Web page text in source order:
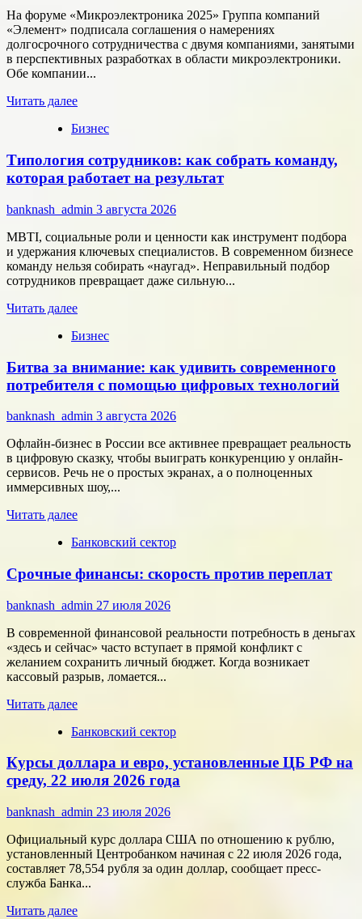
На форуме «Микроэлектроника 2025» Группа компаний
«Элемент» подписала соглашения о намерениях
долгосрочного сотрудничества с двумя компаниями, занятыми
в перспективных разработках в области микроэлектроники.
Обе компании...
Читать далееПрочитать
о
компаний
«Элемент»
развивает
сотрудничество
с
центрами
разработки
в
области
микроэлектроники
Бизнес
Типология сотрудников: как собрать команду,
которая работает на результат
banknash_admin 3 августа 2026
MBTI, социальные роли и ценности как инструмент подбора
и удержания ключевых специалистов. В современном бизнесе
команду нельзя собирать «наугад». Неправильный подбор
сотрудников превращает даже сильную...
Читать далееПрочитать
о
сотрудников:
как
собрать
команду,
которая
работает
на
результат
Бизнес
Битва за внимание: как удивить современного
потребителя с помощью цифровых технологий
banknash_admin 3 августа 2026
Офлайн-бизнес в России все активнее превращает реальность
в цифровую сказку, чтобы выиграть конкуренцию у онлайн-
сервисов. Речь не о простых экранах, а о полноценных
иммерсивных шоу,...
Читать далееПрочитать
о
за
внимание:
как
удивить
современного
потребителя
с
помощью
технологий
Банковский сектор
Срочные финансы: скорость против переплат
banknash_admin 27 июля 2026
В современной финансовой реальности потребность в деньгах
«здесь и сейчас» часто вступает в прямой конфликт с
желанием сохранить личный бюджет. Когда возникает
кассовый разрыв, ломается...
Читать далееПрочитать
о
финансы:
скорость
против
переплат
Банковский сектор
Курсы доллара и евро, установленные ЦБ РФ на
среду, 22 июля 2026 года
banknash_admin 23 июля 2026
Официальный курс доллара США по отношению к рублю,
установленный Центробанком начиная с 22 июля 2026 года,
составляет 78,554 рубля за один доллар, сообщает пресс-
служба Банка...
Читать далееПрочитать